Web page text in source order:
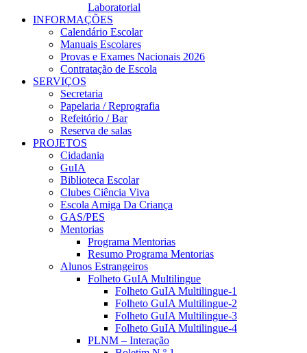
Laboratorial
INFORMAÇÕES
Calendário Escolar
Manuais Escolares
Provas e Exames Nacionais 2026
Contratação de Escola
SERVIÇOS
Secretaria
Papelaria / Reprografia
Refeitório / Bar
Reserva de salas
PROJETOS
Cidadania
GuIA
Biblioteca Escolar
Clubes Ciência Viva
Escola Amiga Da Criança
GAS/PES
Mentorias
Programa Mentorias
Resumo Programa Mentorias
Alunos Estrangeiros
Folheto GuIA Multilingue
Folheto GuIA Multilingue-1
Folheto GuIA Multilingue-2
Folheto GuIA Multilingue-3
Folheto GuIA Multilingue-4
PLNM – Interação